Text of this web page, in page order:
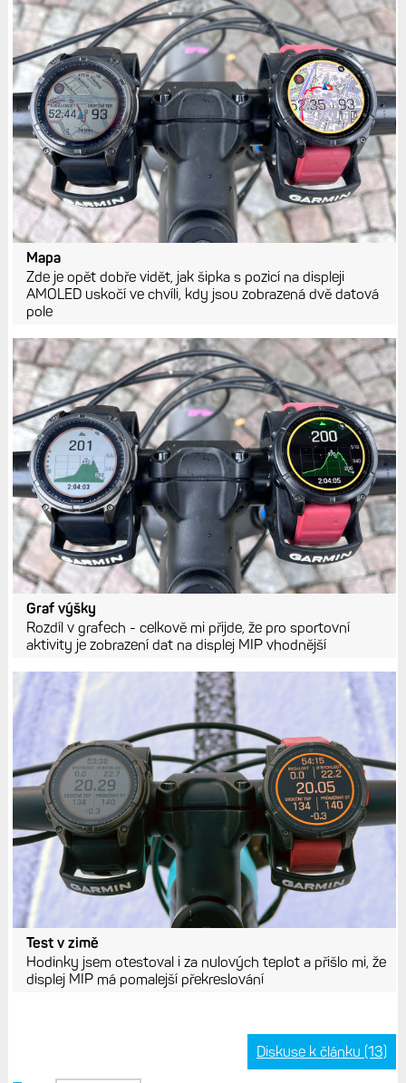
Mapa
Zde je opět dobře vidět, jak šipka s pozicí na displeji
AMOLED uskočí ve chvíli, kdy jsou zobrazená dvě datová
pole
Graf výšky
Rozdíl v grafech - celkově mi přijde, že pro sportovní
aktivity je zobrazení dat na displej MIP vhodnější
Test v zimě
Hodinky jsem otestoval i za nulových teplot a přišlo mi, že
displej MIP má pomalejší překreslování
Diskuse k článku (13)